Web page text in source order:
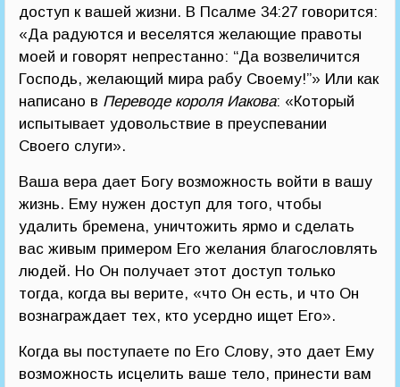
доступ к вашей жизни. В Псалме 34:27 говорится:
«Да радуются и веселятся желающие правоты
моей и говорят непрестанно: “Да возвеличится
Господь, желающий мира рабу Своему!”» Или как
написано в Переводе короля Иакова: «Который
испытывает удовольствие в преуспевании
Своего слуги».
Ваша вера дает Богу возможность войти в вашу
жизнь. Ему нужен доступ для того, чтобы
удалить бремена, уничтожить ярмо и сделать
вас живым примером Его желания благословлять
людей. Но Он получает этот доступ только
тогда, когда вы верите, «что Он есть, и что Он
вознаграждает тех, кто усердно ищет Его».
Когда вы поступаете по Его Слову, это дает Ему
возможность исцелить ваше тело, принести вам